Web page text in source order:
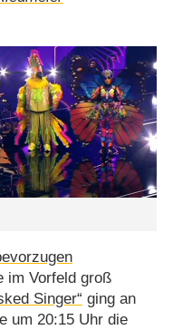
im Vorfeld groß
Singer“ ging an
um 20:15 Uhr die